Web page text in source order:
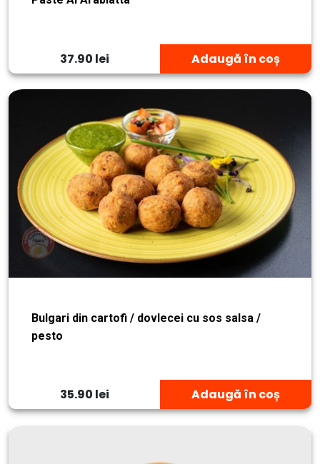
37.90 lei Adaugă în coș
Bulgari din cartofi / dovlecei cu sos salsa /
pesto
35.90 lei Adaugă în coș